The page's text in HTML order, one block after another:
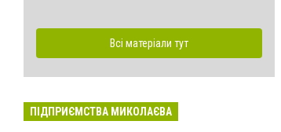
Всі матеріали тут
ПІДПРИЄМСТВА МИКОЛАЄВА